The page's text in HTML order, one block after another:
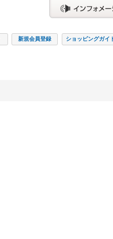
新規会員登録 ショッピングガイ